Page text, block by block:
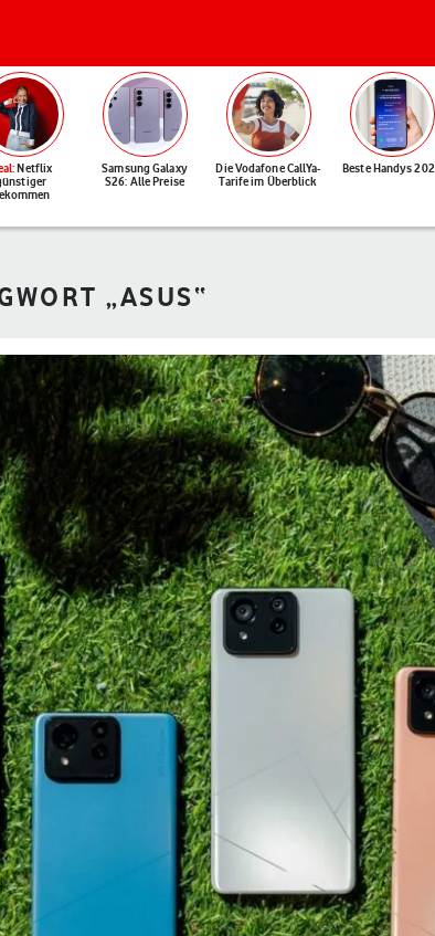
: Netflix
Samsung Galaxy
S26: Alle Preise
Die Vodafone CallYa-
Tarife im Überblick
Beste Handys
„ASUS“